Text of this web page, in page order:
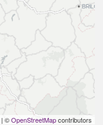
| ©OpenStreetMapcontributors